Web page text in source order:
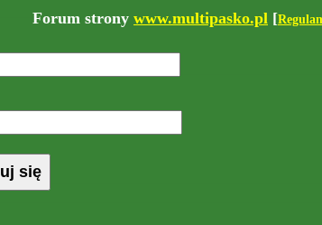
Forum strony www.multipasko.pl [